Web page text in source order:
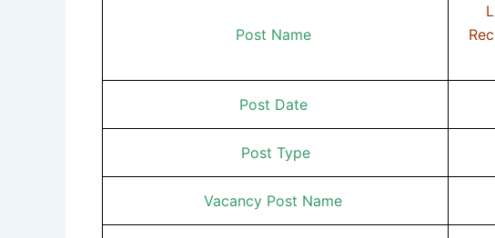
Post Name
Post Date
Post Type
Vacancy Post Name